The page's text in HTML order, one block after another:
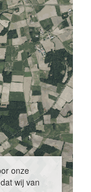
onze
wij van